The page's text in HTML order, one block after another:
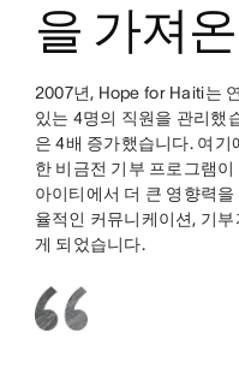
을 가져
2007년, Hope for Haiti는
있는 4명의 직원을 관리했
은 4배 증가했습니다. 여기
한 비금전 기부 프로그램
아이티에서 더 큰 영향력
율적인 커뮤니케이션, 기
게 되었습니다.